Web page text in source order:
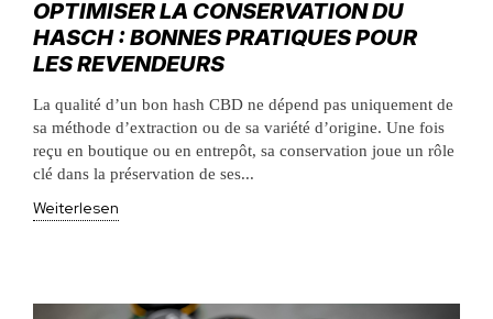
OPTIMISER LA CONSERVATION DU
HASCH : BONNES PRATIQUES POUR
LES REVENDEURS
La qualité d’un bon hash CBD ne dépend pas uniquement de
sa méthode d’extraction ou de sa variété d’origine. Une fois
reçu en boutique ou en entrepôt, sa conservation joue un rôle
clé dans la préservation de ses...
Weiterlesen